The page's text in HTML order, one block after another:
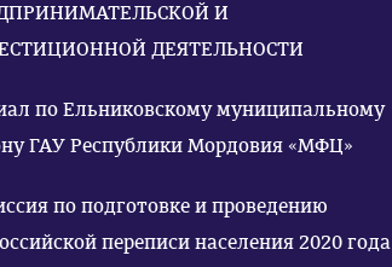
И
ДЕЯТЕЛЬНОСТИ
по Ельниковскому муниципальному
ГАУ Республики Мордовия «МФЦ»
и проведению
переписи населения 2020 года